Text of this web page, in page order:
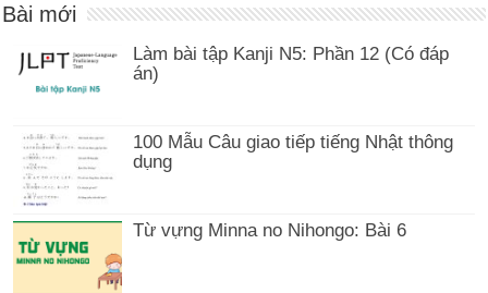
Bài mới
Làm bài tập Kanji N5: Phần 12 (Có đáp
án)
100 Mẫu Câu giao tiếp tiếng Nhật thông
dụng
Từ vựng Minna no Nihongo: Bài 6